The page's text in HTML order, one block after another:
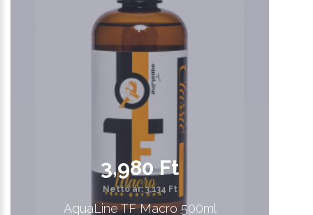
3,980 Ft
Nettó ár: 3,134 Ft
AquaLine TF Macro 500ml